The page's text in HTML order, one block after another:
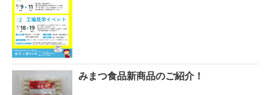
みまつ食品新商品のご紹介！